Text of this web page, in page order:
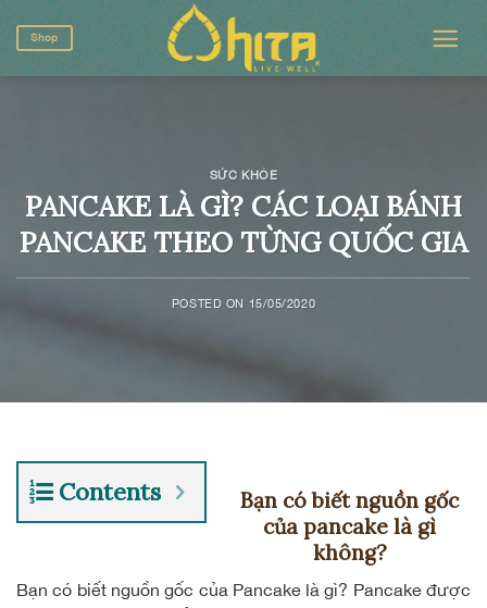
Skip
to
content
Shop
SỨC KHỎE
PANCAKE LÀ GÌ? CÁC LOẠI BÁNH
PANCAKE THEO TỪNG QUỐC GIA
POSTED ON 15/05/2020
Contents
Bạn có biết nguồn gốc
của pancake là gì
không?
Bạn có biết nguồn gốc của Pancakelà gì? Pancake được